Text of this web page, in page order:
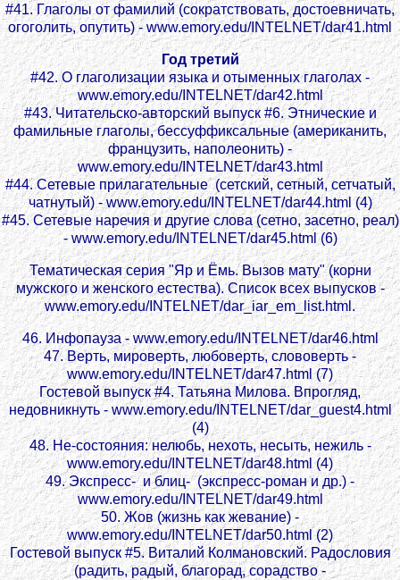
#41. Глаголы от фамилий (сократствовать, достоевничать,
огоголить, опутить) - www.emory.edu/INTELNET/dar41.html
Год третий
#42. О глаголизации языка и отыменных глаголах -
www.emory.edu/INTELNET/dar42.html
#43. Читательско-авторский выпуск #6. Этнические и
фамильные глаголы, бессуффиксальные (американить,
французить, наполеонить) -
www.emory.edu/INTELNET/dar43.html
#44. Сетевые прилагательные (сетский, сетный, сетчатый,
чатнутый) - www.emory.edu/INTELNET/dar44.html (4)
#45. Сетевые наречия и другие слова (сетно, засетно, реал)
- www.emory.edu/INTELNET/dar45.html (6)
Тематическая серия "Яр и Ёмь. Вызов мату" (корни
мужского и женского естества). Список всех выпусков -
www.emory.edu/INTELNET/dar_iar_em_list.html.
46. Инфопауза - www.emory.edu/INTELNET/dar46.html
47. Верть, мироверть, любоверть, слововерть -
www.emory.edu/INTELNET/dar47.html (7)
Гостевой выпуск #4. Татьяна Милова. Впрогляд,
недовникнуть - www.emory.edu/INTELNET/dar_guest4.html
(4)
48. Не-состояния: нелюбь, нехоть, несыть, нежиль -
www.emory.edu/INTELNET/dar48.html (4)
49. Экспресс- и блиц- (экспресс-роман и др.) -
www.emory.edu/INTELNET/dar49.html
50. Жов (жизнь как жевание) -
www.emory.edu/INTELNET/dar50.html (2)
Гостевой выпуск #5. Виталий Колмановский. Радословия
(радить, радый, благорад, сорадство -